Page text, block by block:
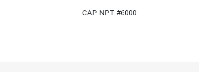
CAP NPT #6000